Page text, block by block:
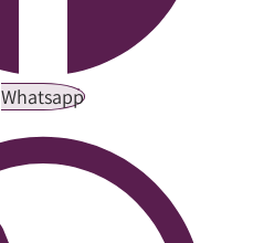
Whatsapp